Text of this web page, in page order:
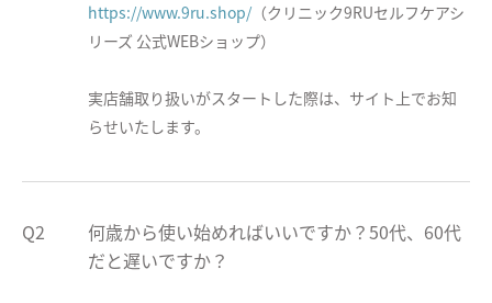
https://www.9ru.shop/ （クリニック9RUセルフケアシ
リーズ 公式WEBショップ）
実店舗取り扱いがスタートした際は、サイト上でお知
らせいたします。
Q2
何歳から使い始めればいいですか？50代、60代
だと遅いですか？